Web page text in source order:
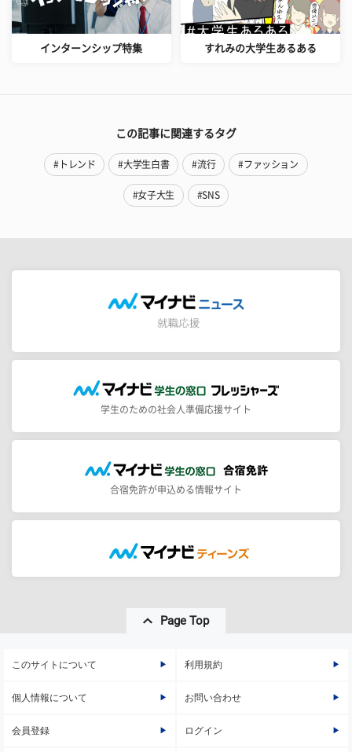
インターンシップ特集 すれみの大学生あるある
この記事に関連するタグ
#トレンド #大学生白書 #流行 #ファッション
#女子大生 #SNS
学生のための社会人準備応援サイト
合宿免許が申込める情報サイト
Page Top
このサイトについて 利用規約
個人情報について お問い合わせ
会員登録 ログイン